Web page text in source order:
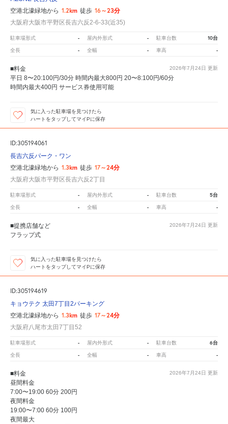
空港北濠緑地から 1.2km 徒歩 16～23分
大阪府大阪市平野区長吉六反2-6-33(近35)
駐車場形式 - 屋内外形式 - 駐車台数 10台
全長 - 全幅 - 車高 -
2026年7月24日 更新
■料金
平日 8〜20:100円/30分 時間内最大800円 20〜8:100円/60分
時間内最大400円 サービス券使用可能
気に入った駐車場を見つけたら
ハートをタップしてマイPに保存
ID:305194061
長吉六反パーク・ワン
空港北濠緑地から 1.3km 徒歩 17～24分
大阪府大阪市平野区長吉六反2丁目
駐車場形式 - 屋内外形式 - 駐車台数 5台
全長 - 全幅 - 車高 -
2026年7月24日 更新
■提携店舗など
フラップ式
気に入った駐車場を見つけたら
ハートをタップしてマイPに保存
ID:305194619
キョウテク 太田7丁目2パーキング
空港北濠緑地から 1.3km 徒歩 17～24分
大阪府八尾市太田7丁目52
駐車場形式 - 屋内外形式 - 駐車台数 6台
全長 - 全幅 - 車高 -
2026年7月24日 更新
■料金
昼間料金
7:00〜19:00 60分 200円
夜間料金
19:00〜7:00 60分 100円
夜間最大